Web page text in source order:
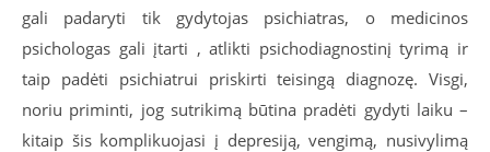
gali padaryti tik gydytojas psichiatras, o medicinos
psichologas gali įtarti , atlikti psichodiagnostinį tyrimą ir
taip padėti psichiatrui priskirti teisingą diagnozę. Visgi,
noriu priminti, jog sutrikimą būtina pradėti gydyti laiku –
kitaip šis komplikuojasi į depresiją, vengimą, nusivylimą